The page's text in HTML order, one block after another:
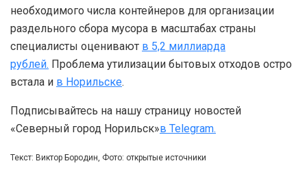
необходимого числа контейнеров для организации
раздельного сбора мусора в масштабах страны
специалисты оценивают в 5,2 миллиарда
рублей. Проблема утилизации бытовых отходов остро
встала и в Норильске.
Подписывайтесь на нашу страницу новостей
«Северный город Норильск»в Telegram.
Текст: Виктор Бородин, Фото: открытые источники